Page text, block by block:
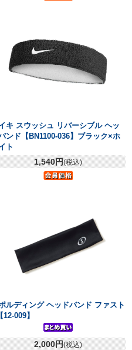
キ スウッシュ リバーシブル ヘッ
ンド【BN1100-036】ブラック×ホ
ト
1,540円(税込)
ルディング ヘッドバンド ファスト
12-009】
2,000円(税込)